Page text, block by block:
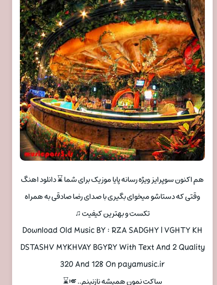
هم اکنون سوپرایز ویژه رسانه پایا موزیک برای شما ⌛ دانلود اهنگ
وقتی که دستاشو میخوای بگیری با صدای رضا صادقی به همراه
تکست و بهترین کیفیت ♫
Download Old Music BY : RZA SADGHY | VGHTY KH
DSTASHV MYKHVAY BGYRY With Text And 2 Quality
320 And 128 On payamusic.ir
ساکت نمون همیشه نازنینم.. 🎺⌛